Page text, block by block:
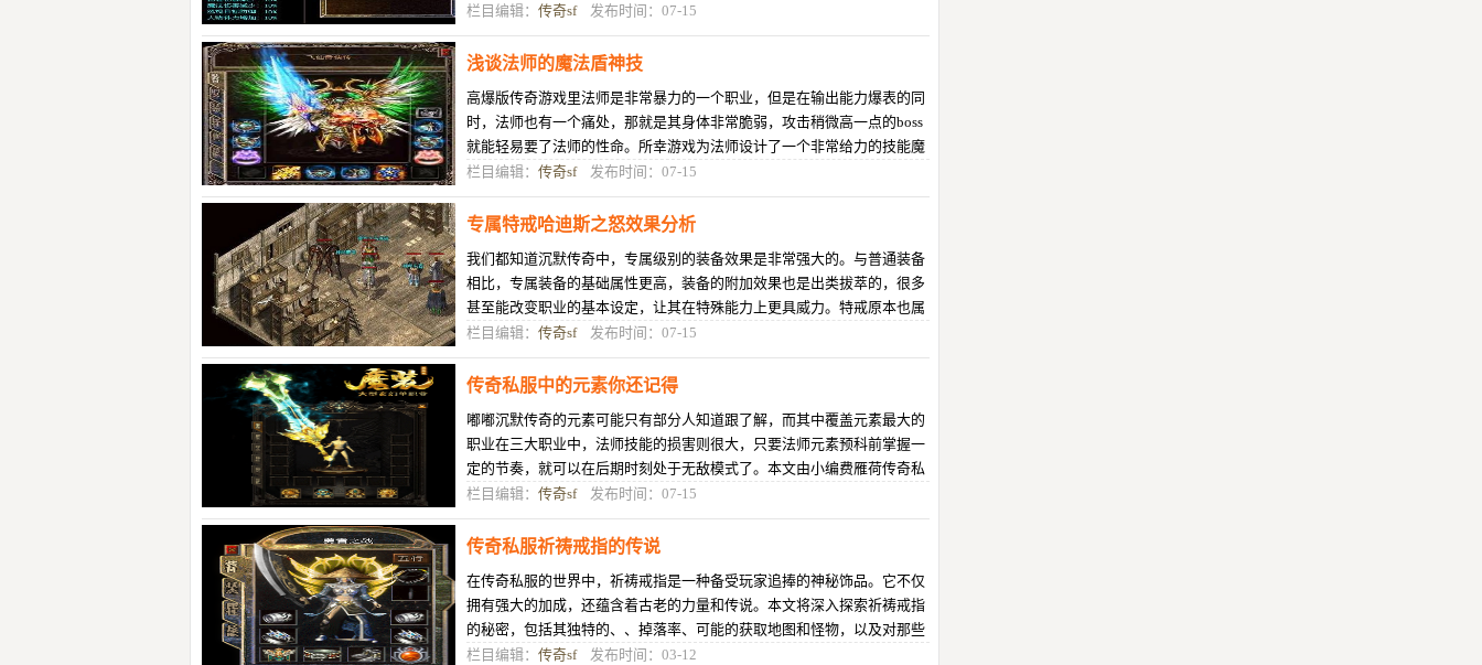
略吧!第一步：准备工作在开始伏
栏目编辑： 传奇sf发布时间：07-15
浅谈法师的魔法盾神技
高爆版传奇游戏里法师是非常暴力的一个职业，但是在输出能力爆表的同
时，法师也有一个痛处，那就是其身体非常脆弱，攻击稍微高一点的boss
就能轻易要了法师的性命。所幸游戏为法师设计了一个非常给力的技能魔
法盾，魔法盾能为法师吸收大量的
栏目编辑： 传奇sf发布时间：07-15
专属特戒哈迪斯之怒效果分析
我们都知道沉默传奇中，专属级别的装备效果是非常强大的。与普通装备
相比，专属装备的基础属性更高，装备的附加效果也是出类拔萃的，很多
甚至能改变职业的基本设定，让其在特殊能力上更具威力。特戒原本也属
于这种类型的装备，但是老版本的
栏目编辑： 传奇sf发布时间：07-15
传奇私服中的元素你还记得
嘟嘟沉默传奇的元素可能只有部分人知道跟了解，而其中覆盖元素最大的
职业在三大职业中，法师技能的损害则很大，只要法师元素预科前掌握一
定的节奏，就可以在后期时刻处于无敌模式了。本文由小编费雁荷传奇私
服中的元素你还记得
栏目编辑： 传奇sf发布时间：07-15
传奇私服祈祷戒指的传说
在传奇私服的世界中，祈祷戒指是一种备受玩家追捧的神秘饰品。它不仅
拥有强大的加成，还蕴含着古老的力量和传说。本文将深入探索祈祷戒指
的秘密，包括其独特的、、掉落率、可能的获取地图和怪物，以及对那些
曾经追寻它的玩家们的缅怀。祈祷
栏目编辑： 传奇sf发布时间：03-12